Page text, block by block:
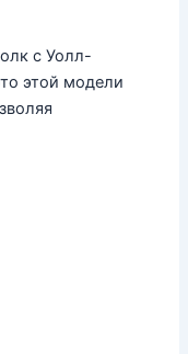
с Уолл-
этой модели